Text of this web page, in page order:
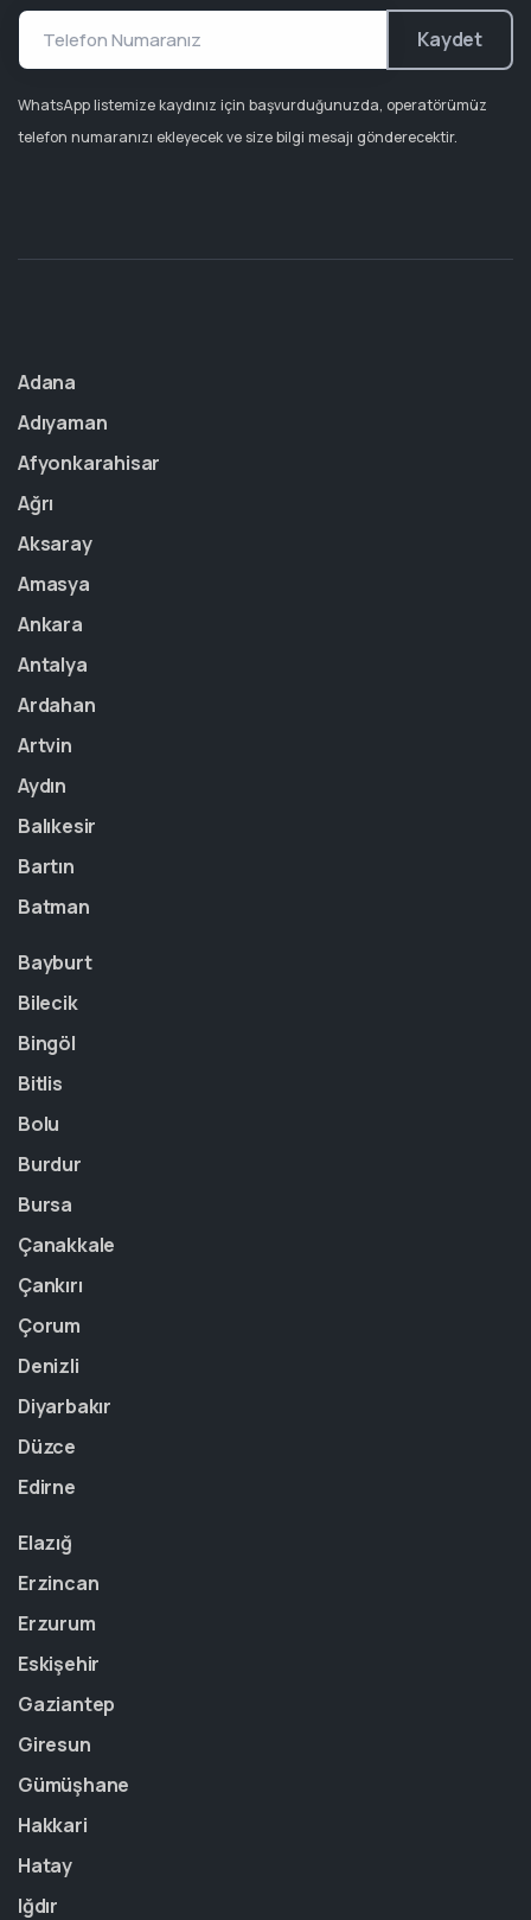
Kaydet
WhatsApp listemize kaydınız için başvurduğunuzda, operatörümüz
telefon numaranızı ekleyecek ve size bilgi mesajı gönderecektir.
Adana
Adıyaman
Afyonkarahisar
Ağrı
Aksaray
Amasya
Ankara
Antalya
Ardahan
Artvin
Aydın
Balıkesir
Bartın
Batman
Bayburt
Bilecik
Bingöl
Bitlis
Bolu
Burdur
Bursa
Çanakkale
Çankırı
Çorum
Denizli
Diyarbakır
Düzce
Edirne
Elazığ
Erzincan
Erzurum
Eskişehir
Gaziantep
Giresun
Gümüşhane
Hakkari
Hatay
Iğdır